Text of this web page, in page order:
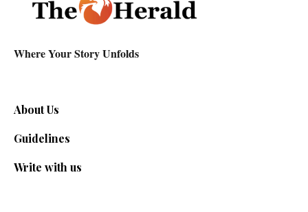
Where Your Story Unfolds
About Us
Guidelines
Write with us